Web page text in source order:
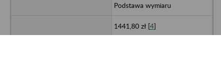
Podstawa wymiaru
1441,80 zł [4]